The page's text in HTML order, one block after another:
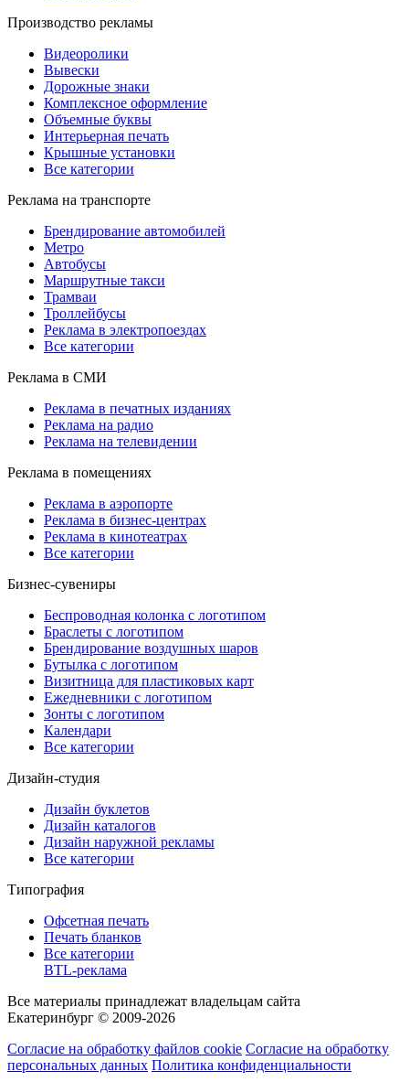
Производство рекламы
Видеоролики
Вывески
Дорожные знаки
Комплексное оформление
Объемные буквы
Интерьерная печать
Крышные установки
Все категории
Реклама на транспорте
Брендирование автомобилей
Метро
Автобусы
Маршрутные такси
Трамваи
Троллейбусы
Реклама в электропоездах
Все категории
Реклама в СМИ
Реклама в печатных изданиях
Реклама на радио
Реклама на телевидении
Реклама в помещениях
Реклама в аэропорте
Реклама в бизнес-центрах
Реклама в кинотеатрах
Все категории
Бизнес-сувениры
Беспроводная колонка с логотипом
Браслеты с логотипом
Брендирование воздушных шаров
Бутылка с логотипом
Визитница для пластиковых карт
Ежедневники с логотипом
Зонты с логотипом
Календари
Все категории
Дизайн-студия
Дизайн буклетов
Дизайн каталогов
Дизайн наружной рекламы
Все категории
Типография
Офсетная печать
Печать бланков
Все категории
BTL-реклама
Все материалы принадлежат владельцам сайта
Екатеринбург © 2009-2026
Согласие на обработку файлов cookie Согласие на обработку
персональных данных Политика конфиденциальности